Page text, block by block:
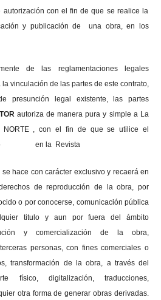
con el fin de que se realice la
y publicación de una obra, en los
de las reglamentaciones legales
vinculación de las partes de este contrato,
presunción legal existente, las partes
autoriza de manera pura y simple a La
NORTE , con el fin de que se utilice el
en la Revista
hace con carácter exclusivo y recaerá en
de reproducción de la obra, por
o por conocerse, comunicación pública
titulo y aun por fuera del ámbito
y comercialización de la obra,
personas, con fines comerciales o
transformación de la obra, a través del
físico, digitalización, traducciones,
otra forma de generar obras derivadas.